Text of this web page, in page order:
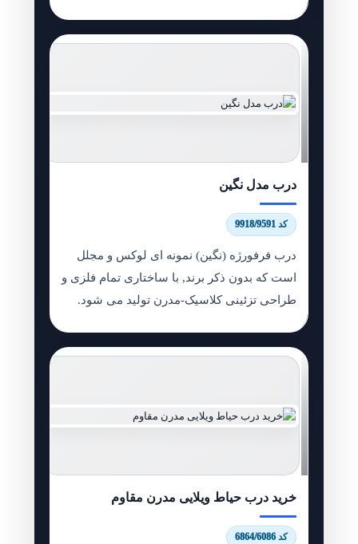
درب مدل نگین
کد 9918/9591
درب فرفورژه (نگین) نمونه ای لوکس و مجلل
است که بدون ذکر برند, با ساختاری تمام فلزی و
طراحی تزئینی کلاسیک-مدرن تولید می شود.
خرید درب حیاط ویلایی مدرن مقاوم
کد 6864/6086